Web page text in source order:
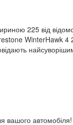
225 від
WinterHawk
вашого автомобіля!